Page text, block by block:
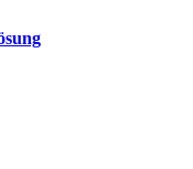
mit Lösung